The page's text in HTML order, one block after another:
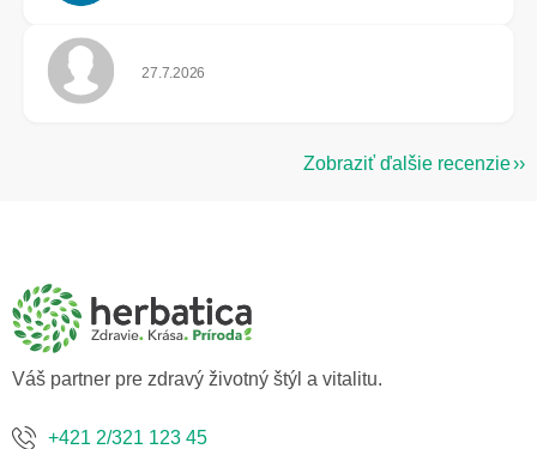
Hodnotenie obchodu je 5 z 5 hviezdičiek.
27.7.2026
Zobraziť ďalšie recenzie
Váš partner pre zdravý životný štýl a vitalitu.
+421 2/321 123 45